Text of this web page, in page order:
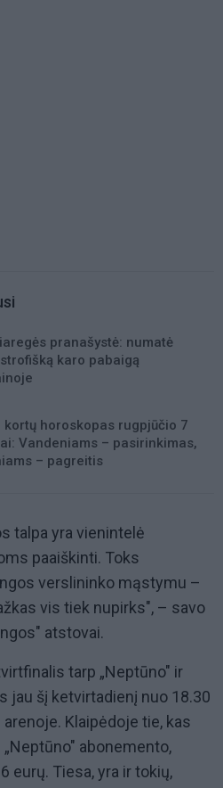
pranašystė: numatė
karo pabaigą
kortų horoskopas rugpjūčio 7
Vandeniams – pasirinkimas,
– pagreitis
talpa yra vienintelė
paaiškinti. Toks
verslininko mąstymu –
vis tiek nupirks", – savo
atstovai.
tarp „Neptūno" ir
jau šį ketvirtadienį nuo 18.30
Klaipėdoje tie, kas
abonemento,
eurų. Tiesa, yra ir tokių,